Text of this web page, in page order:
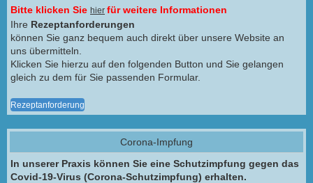
Bitte klicken Sie hier für weitere Informationen
Ihre Rezeptanforderungen
können Sie ganz bequem auch direkt über unsere Website an
uns übermitteln.
Klicken Sie hierzu auf den folgenden Button und Sie gelangen
gleich zu dem für Sie passenden Formular.
Rezeptanforderung
Corona-Impfung
In unserer Praxis können Sie eine Schutzimpfung gegen das
Covid-19-Virus (Corona-Schutzimpfung) erhalten.